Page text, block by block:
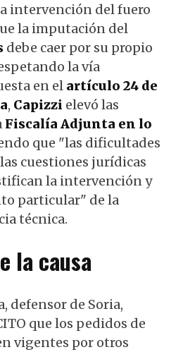
intervención del fuero
la imputación del
debe caer por su propio
la vía
en el artículo 24 de
, Capizzi elevó las
Fiscalía Adjunta en lo
que "las dificultades
cuestiones jurídicas
la intervención y
particular" de la
técnica.
la causa
defensor de Soria,
que los pedidos de
vigentes por otros